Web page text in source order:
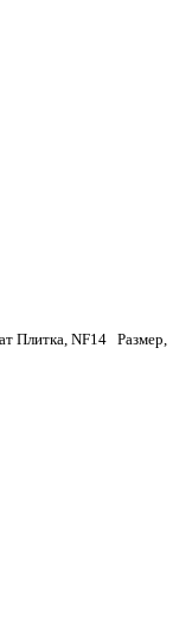
Плитка, NF14 Размер,